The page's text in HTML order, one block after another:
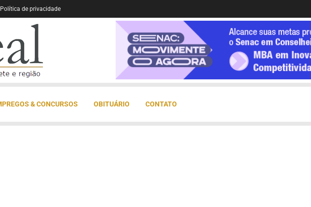
Política de privacidade
& CONCURSOS OBITUÁRIO CONTATO